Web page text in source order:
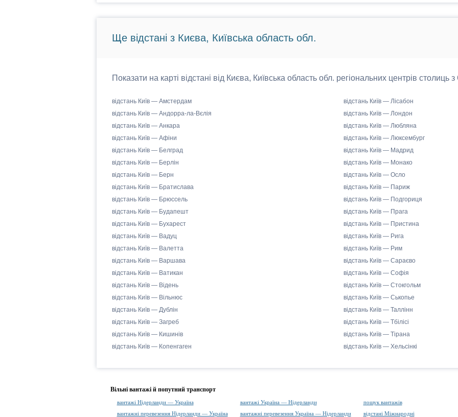
Ще відстані з Києва, Київська область обл.
Показати на карті відстані від Києва, Київська область обл. регіональних центрів столиць
відстань Київ — Амстердам
відстань Київ — Андорра-ла-Вєлія
відстань Київ — Анкара
відстань Київ — Афіни
відстань Київ — Белград
відстань Київ — Берлін
відстань Київ — Берн
відстань Київ — Братислава
відстань Київ — Брюссель
відстань Київ — Будапешт
відстань Київ — Бухарест
відстань Київ — Вадуц
відстань Київ — Валетта
відстань Київ — Варшава
відстань Київ — Ватикан
відстань Київ — Відень
відстань Київ — Вільнюс
відстань Київ — Дублін
відстань Київ — Загреб
відстань Київ — Кишинів
відстань Київ — Копенгаген
відстань Київ — Лісабон
відстань Київ — Лондон
відстань Київ — Любляна
відстань Київ — Люксембург
відстань Київ — Мадрид
відстань Київ — Монако
відстань Київ — Осло
відстань Київ — Париж
відстань Київ — Подгориця
відстань Київ — Прага
відстань Київ — Пристина
відстань Київ — Рига
відстань Київ — Рим
відстань Київ — Сараєво
відстань Київ — Софія
відстань Київ — Стокгольм
відстань Київ — Ськопье
відстань Київ — Таллінн
відстань Київ — Тбілісі
відстань Київ — Тірана
відстань Київ — Хельсінкі
Вільні вантажі й попутний транспорт
вантажі Нідерланди — Україна вантажі Україна — Нідерланди
пошук вантажів
вантажні перевезення Нідерланди — Україна
вантажні перевезення Україна — Нідерланди відстані Міжнародні